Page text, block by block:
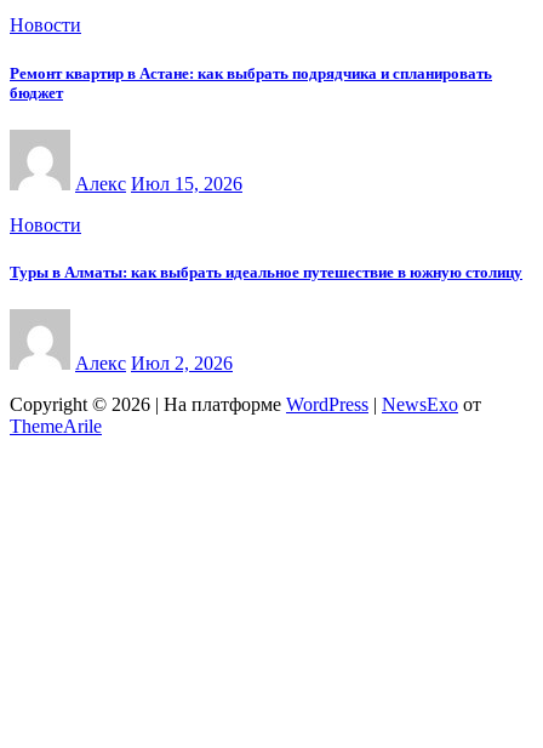
Новости
Ремонт квартир в Астане: как выбрать подрядчика и спланировать
бюджет
Алекс Июл 15, 2026
Новости
Туры в Алматы: как выбрать идеальное путешествие в южную столицу
Алекс Июл 2, 2026
Copyright © 2026 | На платформе WordPress | NewsExo от
ThemeArile